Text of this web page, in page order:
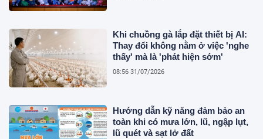
Khi chuồng gà lắp đặt thiết bị AI:
Thay đổi không nằm ở việc 'nghe
thấy' mà là 'phát hiện sớm'
08:56 31/07/2026
Hướng dẫn kỹ năng đảm bảo an
toàn khi có mưa lớn, lũ, ngập lụt,
lũ quét và sạt lở đất